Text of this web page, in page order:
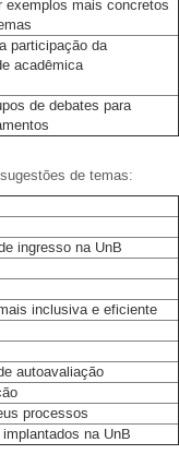
exemplos mais concretos
participação da
acadêmica
de debates para
de temas:
ingresso na UnB
inclusiva e eficiente
autoavaliação
processos
na UnB